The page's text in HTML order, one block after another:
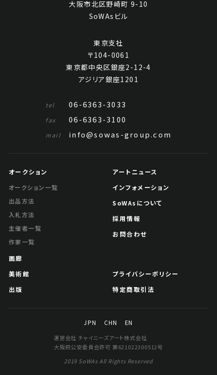
大阪市北区野崎町 9-10
SoWAsビル
東京支社
〒104-0061
東京都中央区銀座2-12-4
アジリア銀座1201
tel 06-6363-3033
fax 06-6363-3100
mail info@sowas-group.com
オークション
オークション一覧
出品方法
入札方法
主催者一覧
作家一覧
画廊
美術館
出版
アートニュース
インフォメーション
SoWAsについて
採用情報
お問合わせ
プライバシーポリシー
特定商取引法
JPN CHN
EN
運営会社 チャイニーズアート株式会社
大阪府公安委員会許可 第621022300512号
2019 SoWAs All Rights Reserved